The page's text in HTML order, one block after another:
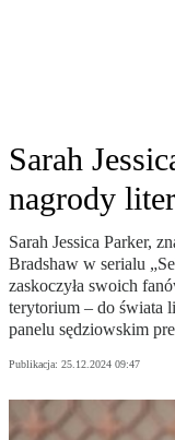
Sarah
nagrody
Sarah Jessica Parker,
Bradshaw w serialu
zaskoczyła swoich
terytorium – do świata
panelu sędziowskim
Publikacja: 25.12.2024 09:47